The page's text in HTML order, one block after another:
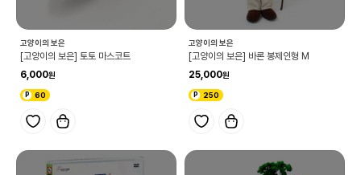
고양이의 보은
[고양이의 보은] 토토 마스코트
6,000
60
고양이의 보은
[고양이의 보은] 바론 봉제인형 M
25,000
250